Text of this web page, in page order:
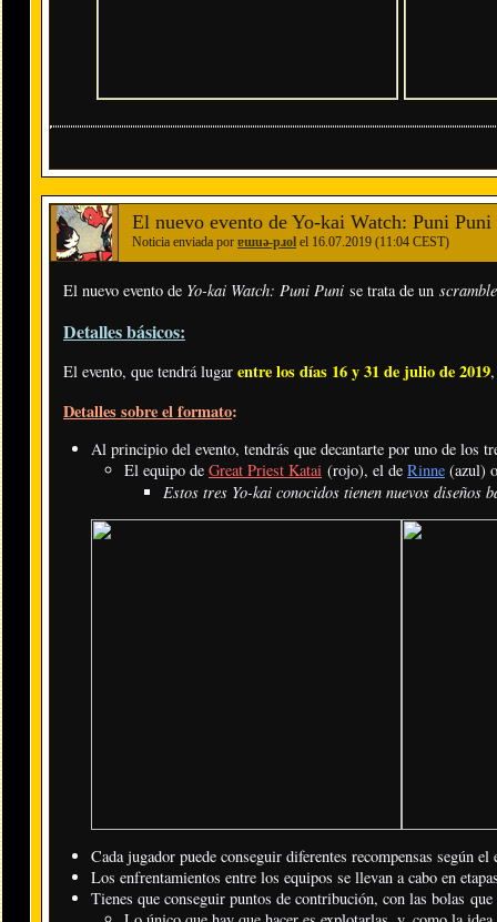
El nuevo evento de Yo-kai Watch: Puni
Noticia enviada por ɐɯuǝ-pɹol el 16.07.2019 (11:04 CEST)
El nuevo evento de Yo-kai Watch: Puni Puni se trata de un
Detalles básicos:
El evento, que tendrá lugar entre los días 16 y 31 de julio de 2019
Detalles sobre el formato:
Al principio del evento, tendrás que decantarte por uno de los
El equipo de Great Priest Katai (rojo), el de Rinne (azul)
Estos tres Yo-kai conocidos tienen nuevos diseños
Cada jugador puede conseguir diferentes recompensas según
Los enfrentamientos entre los equipos se llevan a cabo en
Tienes que conseguir puntos de contribución, con las bolas